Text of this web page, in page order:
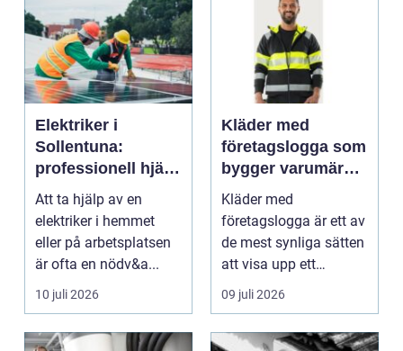
Elektriker i
Sollentuna:
professionell hjälp
när du behöver det
Att ta hjälp av en
elektriker i hemmet
eller på arbetsplatsen
är ofta en nödv&a...
10 juli 2026
Kläder med
företagslogga som
bygger varumärke
i vardagen
Kläder med
företagslogga är ett av
de mest synliga sätten
att visa upp ett
varum...
09 juli 2026